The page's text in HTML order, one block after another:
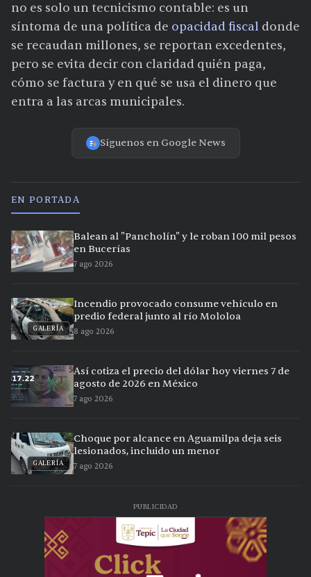
no es solo un tecnicismo contable: es un
síntoma de una política de opacidad fiscal donde
se recaudan millones, se reportan excedentes,
pero se evita decir con claridad quién paga,
cómo se factura y en qué se usa el dinero que
entra a las arcas municipales.
Síguenos en Google News
EN PORTADA
Balean al "Pancholín" y le roban 100 mil pesos
en Bucerías
7 ago 2026
GALERÍA
Incendio provocado consume vehículo en
predio federal junto al río Mololoa
8 ago 2026
Así cotiza el precio del dólar hoy viernes 7 de
agosto de 2026 en México
7 ago 2026
GALERÍA
Choque por alcance en Aguamilpa deja seis
lesionados, incluido un menor
7 ago 2026
PUBLICIDAD